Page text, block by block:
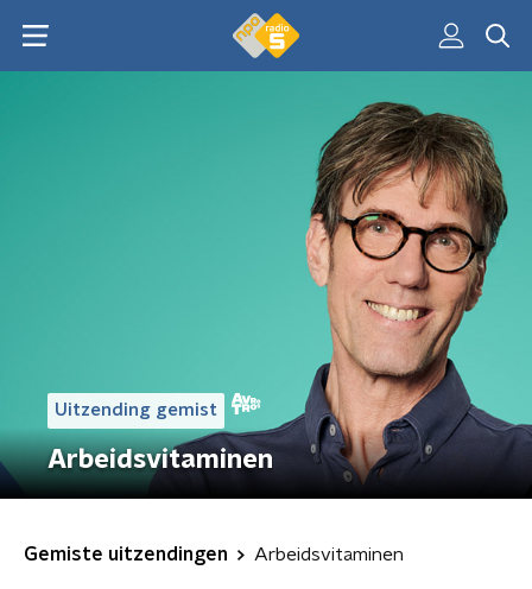
Uitzending gemist
Arbeidsvitaminen
Gemiste uitzendingen Arbeidsvitaminen